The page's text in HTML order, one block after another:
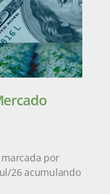
marcada por
26 acumulando